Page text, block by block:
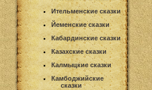
Ительменские сказки
Йеменские сказки
Кабардинские сказки
Казахские сказки
Калмыцкие сказки
Камбоджийские
сказки